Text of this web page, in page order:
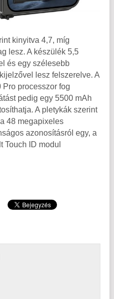
kinyitva 4,7, míg
lesz. A készülék 5,5
és egy szélesebb
lesz felszerelve. A
processzor fog
pedig egy 5500 mAh
A pletykák szerint
48 megapixeles
azonosításról egy, a
Touch ID modul